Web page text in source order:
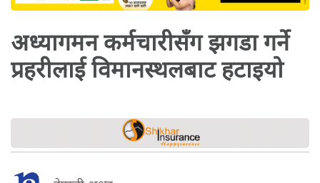
अध्यागमन कर्मचारीसँग झगडा गर्ने
प्रहरीलाई विमानस्थलबाट हटाइयो